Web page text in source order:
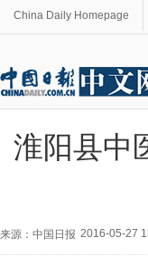
China Daily Homepage
淮阳县中
来源：中国日报 2016-05-27